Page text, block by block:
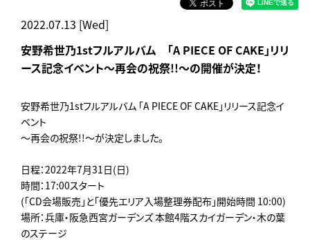
2022.07.13 [Wed]
安野希世乃1stフルアルバム 「A PIECE OF CAKE」リリ
ース記念イベント～再会の祝祭!!～の開催が決定！
安野希世乃1stフルアルバム 「A PIECE OF CAKE」リリース記念イ
ベント
～再会の祝祭!!～が決定しました。
日程：2022年7月31日(日)
時間：17:00スタート
(「CD会場販売」と「優先エリア入場整理券配布」開始時間 10:00)
場所：兵庫・阪急西宮ガーデンズ 本館4階スカイガーデン・木の葉
のステージ